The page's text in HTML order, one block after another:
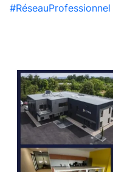
#RéseauProfessionnel